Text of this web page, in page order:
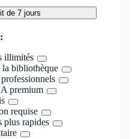
de 7 jours
illimités
la bibliothèque
premium
requise
plus rapides